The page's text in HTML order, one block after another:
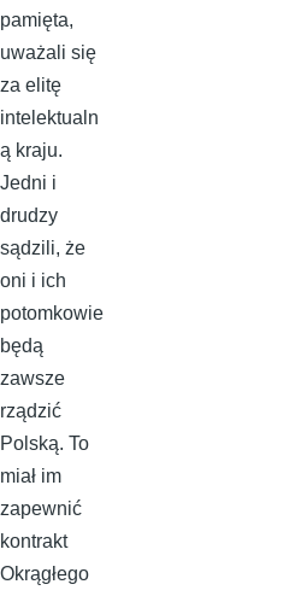
pamięta,
uważali się
za elitę
intelektualn
ą kraju.
Jedni i
drudzy
sądzili, że
oni i ich
potomkowie
będą
zawsze
rządzić
Polską. To
miał im
zapewnić
kontrakt
Okrągłego